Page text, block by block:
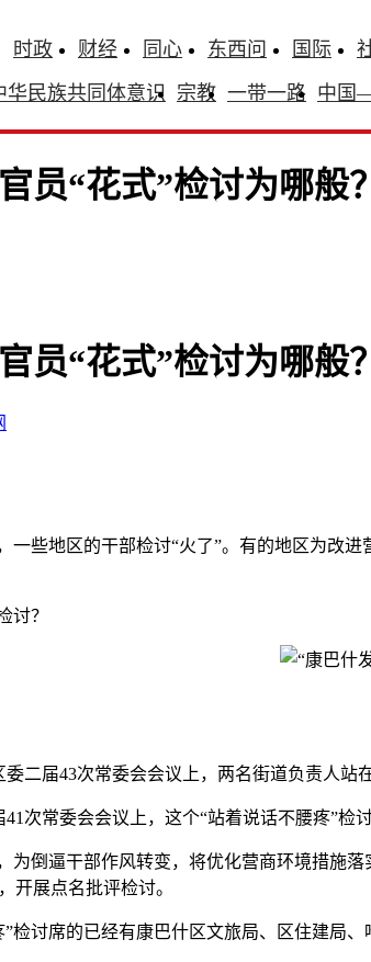
时政 财经 同心 东西问 国际
华民族共同体意识 宗教 一带一路 中国
员“花式”检讨为哪般？
员“花式”检讨为哪般？
一些地区的干部检讨“火了”。有的地区为改
？
届43次常委会会议上，两名街道负责人站在
常委会会议上，这个“站着说话不腰疼”检讨
倒逼干部作风转变，将优化营商环境措施落
开展点名批评检讨。
讨席的已经有康巴什区文旅局、区住建局、